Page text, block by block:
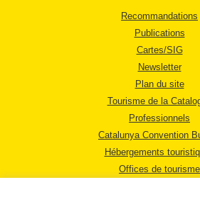
Recommandations
Publications
Cartes/SIG
Newsletter
Plan du site
Tourisme de la
Professionnels
Catalunya Convention
Hébergements
Offices de tourisme